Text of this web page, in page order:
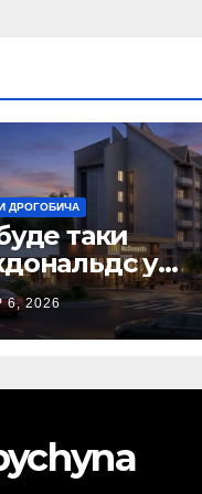
ДРОГОБИЧА
таки
у
(Фото)
6, 2026